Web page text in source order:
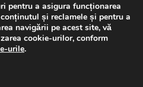
pentru a asigura funcționarea
și reclamele și pentru a
navigării pe acest site, vă
cookie-urilor, conform
urile.